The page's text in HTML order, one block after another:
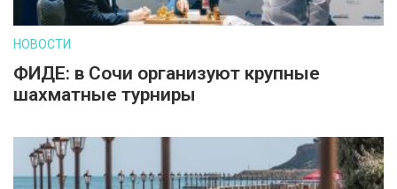
НОВОСТИ
ФИДЕ: в Сочи организуют крупные
шахматные турниры